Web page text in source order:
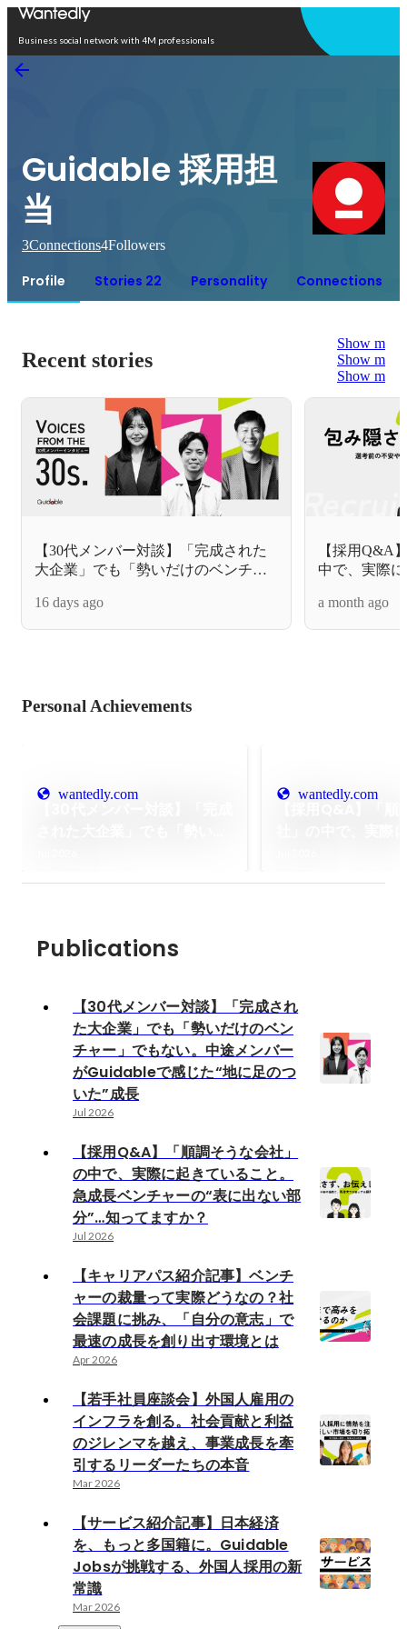
Business social network with 4M professionals
Guidable 採用担
当
3Connections4Followers
Profile Stories 22 Personality Connections
Recent stories
Show more
Show more
Show more
【30代メンバー対談】「完成された
大企業」でも「勢いだけのベンチャ
Guidableで感じた“地に足のついた”成
長
16 days ago
【採用Q&A
中で、実際
知ってます
a month ago
Personal Achievements
wantedly.com wantedly.com
Publications
【30代メンバー対談】「完成され
た大企業」でも「勢いだけのベン
チャー」でもない。中途メンバー
がGuidableで感じた“地に足のつ
いた”成長
Jul 2026
【採用Q&A】「順調そうな会社」
の中で、実際に起きていること。
急成長ベンチャーの“表に出ない部
分”…知ってますか？
Jul 2026
【キャリアパス紹介記事】ベンチ
ャーの裁量って実際どうなの？社
会課題に挑み、「自分の意志」で
最速の成長を創り出す環境とは
Apr 2026
【若手社員座談会】外国人雇用の
インフラを創る。社会貢献と利益
のジレンマを越え、事業成長を牽
引するリーダーたちの本音
Mar 2026
【サービス紹介記事】日本経済
を、もっと多国籍に。Guidable
Jobsが挑戦する、外国人採用の新
常識
Mar 2026